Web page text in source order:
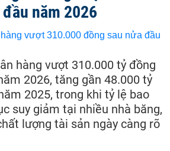
năm 2026
hàng vượt 310.000 tỷ đồng
2026, tăng gần 48.000 tỷ
2025, trong khi tỷ lệ bao
suy giảm tại nhiều nhà băng,
lượng tài sản ngày càng rõ